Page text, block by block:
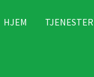
HJEM TJENESTER